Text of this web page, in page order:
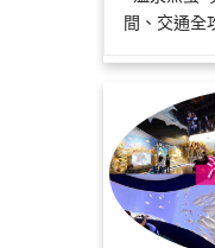
間、交通全